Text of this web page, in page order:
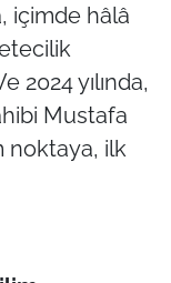
içimde hâlâ
2024 yılında,
Mustafa
noktaya, ilk